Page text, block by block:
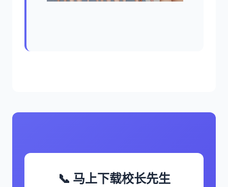
📞 马上下载校长先生